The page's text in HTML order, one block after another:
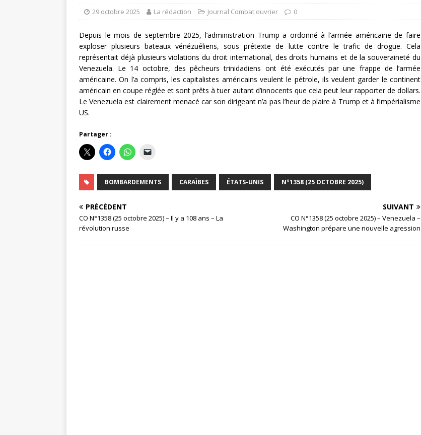
29 octobre 2025 La rédaction Journal Combat ouvrier 0
Depuis le mois de septembre 2025, l’administration Trump a ordonné à l’armée américaine de faire
exploser plusieurs bateaux vénézuéliens, sous prétexte de lutte contre le trafic de drogue. Cela
représentait déjà plusieurs violations du droit international, des droits humains et de la souveraineté du
Venezuela. Le 14 octobre, des pêcheurs trinidadiens ont été exécutés par une frappe de l’armée
américaine. On l’a compris, les capitalistes américains veulent le pétrole, ils veulent garder le continent
américain en coupe réglée et sont prêts à tuer autant d’innocents que cela peut leur rapporter de dollars.
Le Venezuela est clairement menacé car son dirigeant n’a pas l’heur de plaire à Trump et à l’impérialisme
US.
Partager :
BOMBARDEMENTS CARAÏBES ÉTATS-UNIS N°1358 (25 OCTOBRE 2025)
PRÉCÉDENT
CO N°1358 (25 octobre 2025) – Il y a 108 ans – La
révolution russe
SUIVANT
CO N°1358 (25 octobre 2025) – Venezuela –
Washington prépare une nouvelle agression